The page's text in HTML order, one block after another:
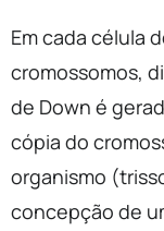
Em cada célula
cromossomos,
de Down é
cópia do
organismo
concepção de